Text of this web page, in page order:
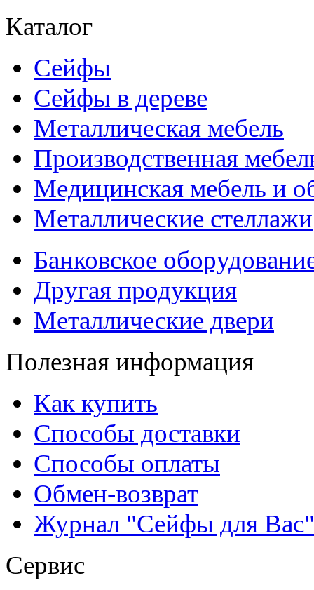
Каталог
Сейфы
Сейфы в дереве
Металлическая мебель
Производственная
Медицинская мебель и
Металлические стеллажи
Банковское
Другая продукция
Металлические двери
Полезная информация
Как купить
Способы доставки
Способы оплаты
Обмен-возврат
Журнал "Сейфы для Вас"
Сервис